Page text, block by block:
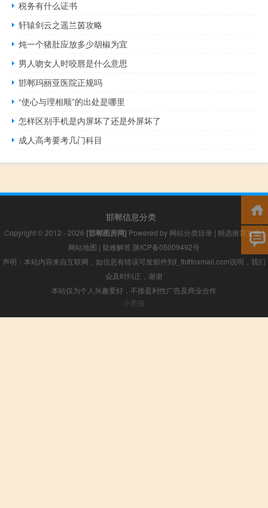
税务有什么证书
轩辕剑云之遥兰茵攻略
炖一个猪肚应放多少胡椒为宜
男人吻女人时咬唇是什么意思
邯郸玛丽亚医院正规吗
“使心与理相顺”的出处是哪里
怎样区别手机是内屏坏了还是外屏坏了
成人高考要考几门科目
邯郸信息分类
Copyright © 2012 - 2026 [邯郸图房网] Powered by 网站分类目录 | 精选推荐文章|
网站地图 | 疑难解答 陕ICP备05009492号
声明：本站内容来自互联网，如信息有错误可发邮件到f_fb#foxmail.com说明，我们
会及时纠正，谢谢
本站仅为个人兴趣爱好，不接盈利性广告及商业合作
小男孩